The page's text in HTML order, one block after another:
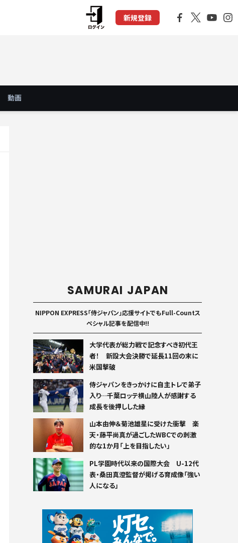
新規登録
動画
SAMURAI JAPAN
NIPPON EXPRESS「侍ジャパン」応援サイトでもFull-Countス
ペシャル記事を配信中!!
大学代表が総力戦で記念すべき初代王
者！ 新設大会決勝で延長11回の末に
米国撃破
侍ジャパンをきっかけに自主トレで弟子
入り…千葉ロッテ横山陸人が感謝する
成長を後押しした縁
山本由伸＆菊池雄星に受けた衝撃 楽
天・藤平尚真が過ごしたWBCでの刺激
的な1か月「上を目指したい」
PL学園時代以来の国際大会 U-12代
表・桑田真澄監督が掲げる育成像「強い
人になる」